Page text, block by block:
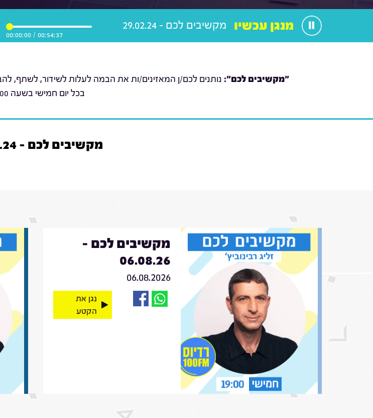
00:54:37
/
00:00:00
מנגן עכשיו מקשיבים לכם - 29.02.24
"מקשיבים לכם": נותנים לכם/ן המאזינים/ות את הבמה לעלות לשידור, לשתף,
בכל יום חמישי בשעה 19:00.
מקשיבים לכם - 29.02.24
מקשיבים לכם -
06.08.26
06.08.2026
נגן את
הקטע